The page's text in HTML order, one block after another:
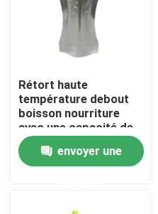
Maison
Produits
Au sujet de nous
Rétort haute
température debout
boisson nourriture
avec une capacité de
30G-1KG personnalisé
envoyer une